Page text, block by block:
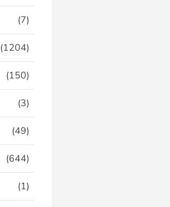
(7)
(1204)
(150)
(3)
(49)
(644)
(1)